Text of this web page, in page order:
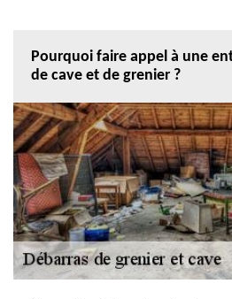
Pourquoi faire appel à une
de cave et de grenier ?